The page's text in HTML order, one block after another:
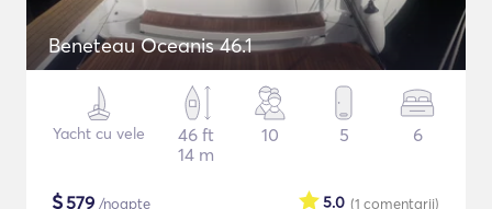
Beneteau Oceanis 46.1
Yacht cu vele
46 ft
14 m
10 5 6
$579 /noapte (1 comentarii)
5.0